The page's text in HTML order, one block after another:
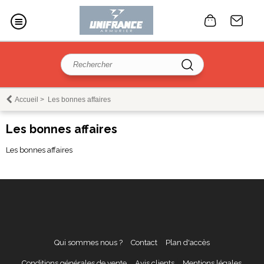
Accueil > Les bonnes affaires
Les bonnes affaires
Les bonnes affaires
Qui sommes nous ? Contact Plan d'accès